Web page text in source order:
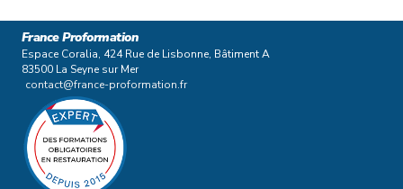
France Proformation
Espace Coralia, 424 Rue de Lisbonne, Bâtiment A
83500 La Seyne sur Mer
contact@france-proformation.fr